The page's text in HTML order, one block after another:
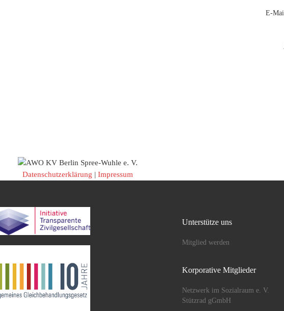
E-
Datenschutzerklärung | Impressum
Unterstütze uns
Mitglied werden
Korporative Mitglieder
Netzwerk im Sozialraum e. V.
Stützrad gGmbH